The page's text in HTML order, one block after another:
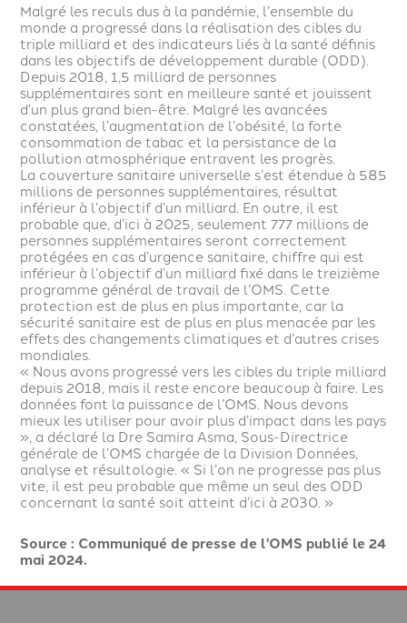
Malgré les reculs dus à la pandémie, l’ensemble du
monde a progressé dans la réalisation des cibles du
triple milliard et des indicateurs liés à la santé définis
dans les objectifs de développement durable (ODD).
Depuis 2018, 1,5 milliard de personnes
supplémentaires sont en meilleure santé et jouissent
d’un plus grand bien-être. Malgré les avancées
constatées, l’augmentation de l’obésité, la forte
consommation de tabac et la persistance de la
pollution atmosphérique entravent les progrès.
La couverture sanitaire universelle s’est étendue à 585
millions de personnes supplémentaires, résultat
inférieur à l’objectif d’un milliard. En outre, il est
probable que, d’ici à 2025, seulement 777 millions de
personnes supplémentaires seront correctement
protégées en cas d’urgence sanitaire, chiffre qui est
inférieur à l’objectif d’un milliard fixé dans le treizième
programme général de travail de l’OMS. Cette
protection est de plus en plus importante, car la
sécurité sanitaire est de plus en plus menacée par les
effets des changements climatiques et d’autres crises
mondiales.
« Nous avons progressé vers les cibles du triple milliard
depuis 2018, mais il reste encore beaucoup à faire. Les
données font la puissance de l’OMS. Nous devons
mieux les utiliser pour avoir plus d’impact dans les pays
», a déclaré la Dre Samira Asma, Sous-Directrice
générale de l’OMS chargée de la Division Données,
analyse et résultologie. « Si l’on ne progresse pas plus
vite, il est peu probable que même un seul des ODD
concernant la santé soit atteint d’ici à 2030. »
Source : Communiqué de presse de l'OMS publié le 24
mai 2024.